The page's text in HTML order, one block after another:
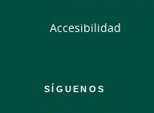
Accesibilidad
SÍGUENOS